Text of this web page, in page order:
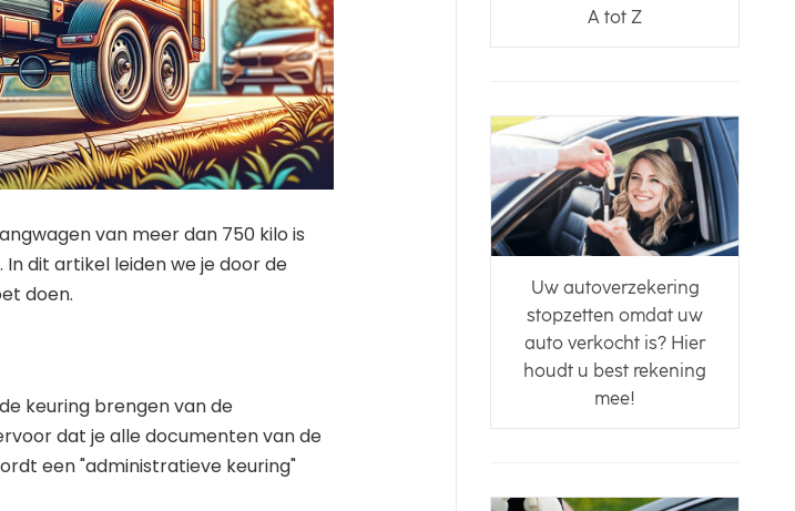
van meer dan 750 kilo is
dit artikel leiden we je door de
doen.
keuring brengen van de
dat je alle documenten van de
een "administratieve keuring"
A tot Z
Uw autoverzekering
stopzetten omdat uw
auto verkocht is? Hier
houdt u best rekening
mee!